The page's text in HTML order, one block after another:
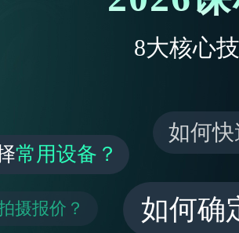
8大核心
如何确
如何
常用设备？
摄报价？